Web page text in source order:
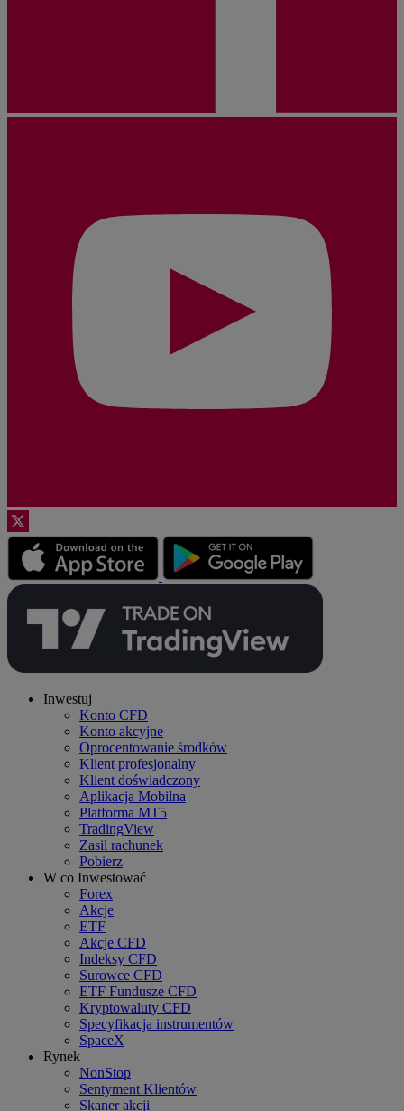
Inwestuj
Konto CFD
Konto akcyjne
Oprocentowanie środków
Klient profesjonalny
Klient doświadczony
Aplikacja Mobilna
Platforma MT5
TradingView
Zasil rachunek
Pobierz
W co Inwestować
Forex
Akcje
ETF
Akcje CFD
Indeksy CFD
Surowce CFD
ETF Fundusze CFD
Kryptowaluty CFD
Specyfikacja instrumentów
SpaceX
Rynek
NonStop
Sentyment Klientów
Skaner akcji